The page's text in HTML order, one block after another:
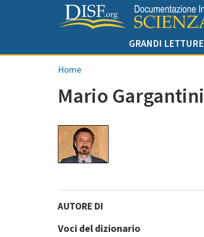
Salta al contenuto principale
GRANDI LETTURE
Briciole di pane
Home
Mario Gargantini
Voci del dizionario